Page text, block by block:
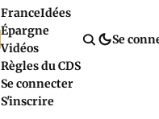
FranceIdées
Épargne
Vidéos
Règles du CDS
Se connecter
S'inscrire
Se